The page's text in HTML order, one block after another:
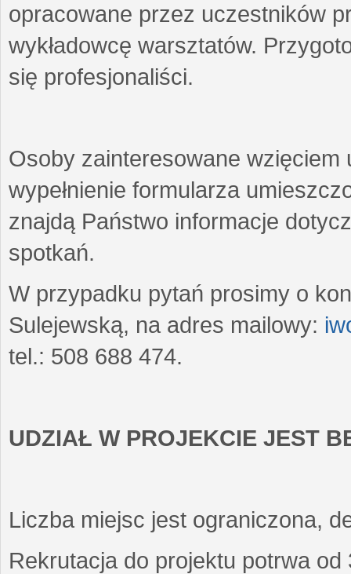
opracowane przez uczestników
wykładowcę warsztatów.
się profesjonaliści.
Osoby zainteresowane wzięciem
wypełnienie formularza
znajdą Państwo informacje
spotkań.
W przypadku pytań prosimy o
Sulejewską, na adres mailowy:
tel.: 508 688 474.
UDZIAŁ W PROJEKCIE JEST
Liczba miejsc jest ograniczona,
Rekrutacja do projektu potrwa